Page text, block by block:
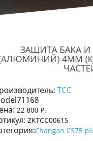
ЗАЩИТА БАКА И
4ММ
ТСС
22 800 Р.
ZKTCC00615
Changan CS75